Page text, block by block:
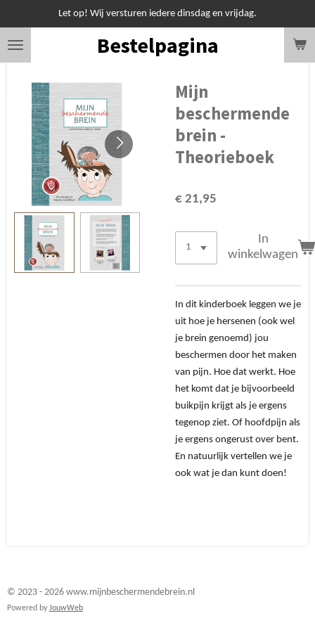
direct
naar
de
hoofdinhoud
Bestelpagina
Let op! Wij versturen iedere dinsdag en vrijdag.
Mijn
beschermende
brein -
Theorieboek
€ 21,95
In
winkelwagen
In dit kinderboek leggen we je
uit hoe je hersenen (ook wel
je brein genoemd) jou
beschermen door het maken
van pijn. Hoe dat werkt. Hoe
het komt dat je bijvoorbeeld
buikpijn krijgt als je ergens
tegenop ziet. Of hoofdpijn als
je ergens ongerust over bent.
En natuurlijk vertellen we je
ook wat je dan kunt doen!
© 2023 - 2026 www.mijnbeschermendebrein.nl
Powered by JouwWeb